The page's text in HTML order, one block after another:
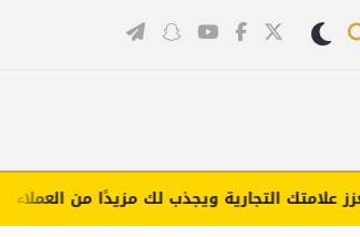
التجارية ويجذب لك مزيدًا من العملاء (اضغط